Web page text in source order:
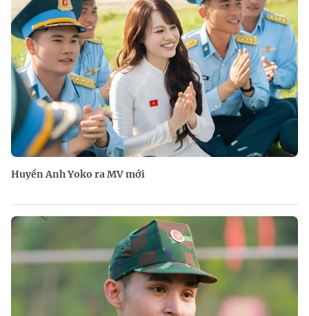
Huyền Anh Yoko ra MV mới